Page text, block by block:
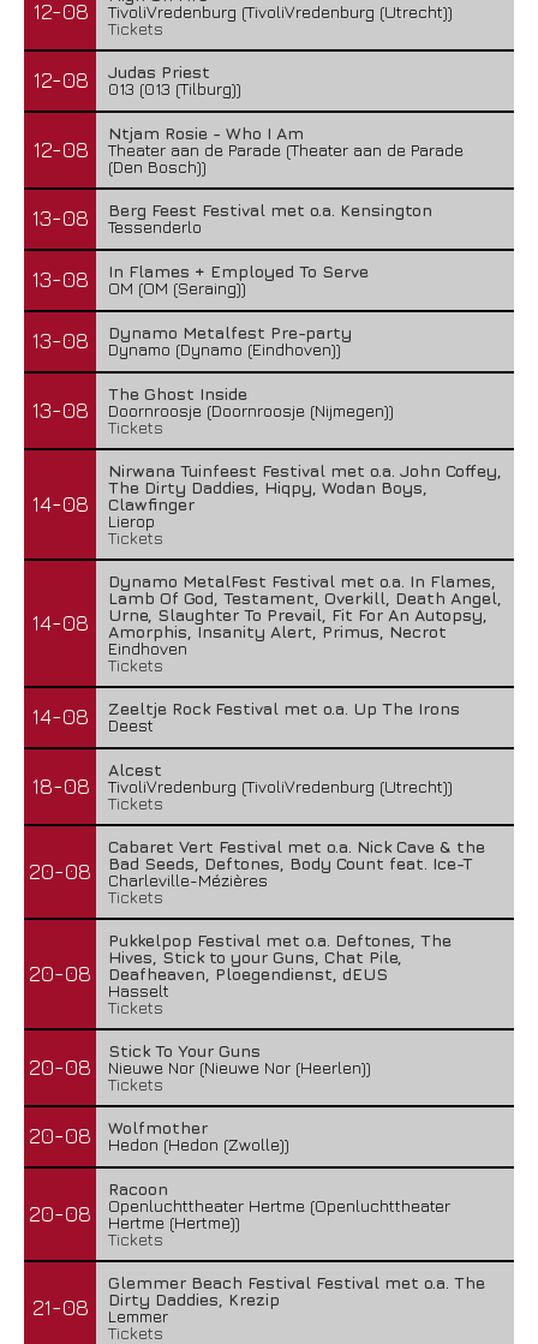
12-08
TivoliVredenburg (TivoliVredenburg (Utrecht))
Tickets
12-08
Judas Priest
013 (013 (Tilburg))
12-08
Ntjam Rosie - Who I Am
Theater aan de Parade (Theater aan de Parade
(Den Bosch))
13-08
Berg Feest Festival met o.a. Kensington
Tessenderlo
13-08
In Flames + Employed To Serve
OM (OM (Seraing))
13-08
Dynamo Metalfest Pre-party
Dynamo (Dynamo (Eindhoven))
13-08
The Ghost Inside
Doornroosje (Doornroosje (Nijmegen))
Tickets
14-08
Nirwana Tuinfeest Festival met o.a. John Coffey,
The Dirty Daddies, Hiqpy, Wodan Boys,
Clawfinger
Lierop
Tickets
14-08
Dynamo MetalFest Festival met o.a. In Flames,
Lamb Of God, Testament, Overkill, Death Angel,
Urne, Slaughter To Prevail, Fit For An Autopsy,
Amorphis, Insanity Alert, Primus, Necrot
Eindhoven
Tickets
14-08
Zeeltje Rock Festival met o.a. Up The Irons
Deest
18-08
Alcest
TivoliVredenburg (TivoliVredenburg (Utrecht))
Tickets
20-08
Cabaret Vert Festival met o.a. Nick Cave & the
Bad Seeds, Deftones, Body Count feat. Ice-T
Charleville-Mézières
Tickets
20-08
Pukkelpop Festival met o.a. Deftones, The
Hives, Stick to your Guns, Chat Pile,
Deafheaven, Ploegendienst, dEUS
Hasselt
Tickets
20-08
Stick To Your Guns
Nieuwe Nor (Nieuwe Nor (Heerlen))
Tickets
20-08
Wolfmother
Hedon (Hedon (Zwolle))
20-08
Racoon
Openluchttheater Hertme (Openluchttheater
Hertme (Hertme))
Tickets
21-08
Glemmer Beach Festival Festival met o.a. The
Dirty Daddies, Krezip
Lemmer
Tickets